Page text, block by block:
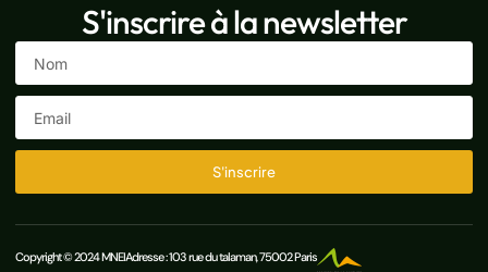
S'inscrire à la newsletter
S'inscrire
Copyright © 2024 MNEIAdresse : 103 rue du talaman, 75002 Paris